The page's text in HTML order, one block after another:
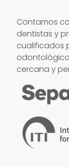
Contamos
dentistas y
cualificados
cercana y